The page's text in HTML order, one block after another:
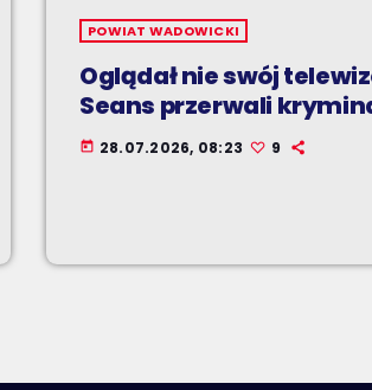
POWIAT WADOWICKI
Oglądał nie swój
Seans przerwali
today 28.07.2026, 08:23 9